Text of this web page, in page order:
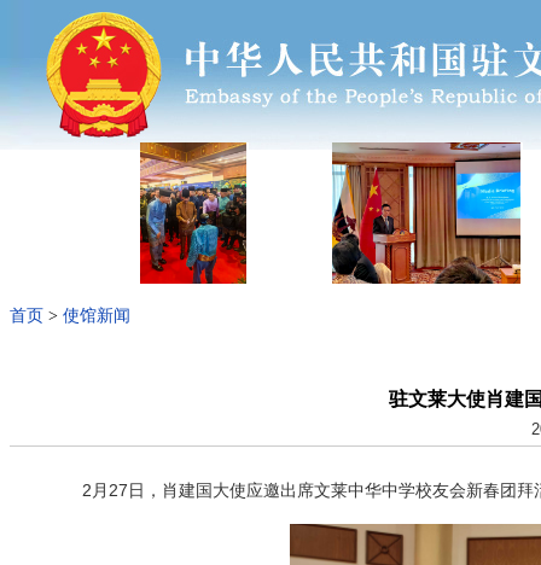
首页 > 使馆新闻
驻文莱大使肖建
2月27日，肖建国大使应邀出席文莱中华中学校友会新春团